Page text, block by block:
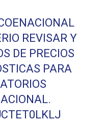
REVISAR Y
DE PRECIOS
PARA